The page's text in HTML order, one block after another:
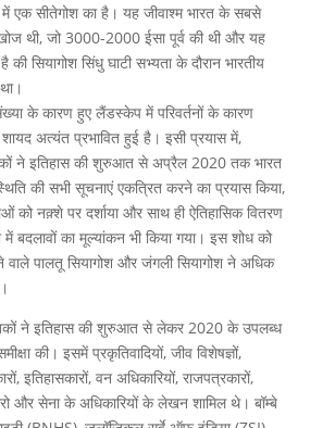
में एक सीतेगोश का है। यह जीवाश्म भारत के सबसे
थी, जो 3000-2000 ईसा पूर्व की थी और यह
की सियागोश सिंधु घाटी सभ्यता के दौरान भारतीय
के कारण हुए लैंडस्केप में परिवर्तनों के कारण
शायद अत्यंत प्रभावित हुई है। इसी प्रयास में,
ने इतिहास की शुरुआत से अप्रैल 2020 तक भारत
की सभी सूचनाएं एकत्रित करने का प्रयास किया,
को नक़्शे पर दर्शाया और साथ ही ऐतिहासिक वितरण
में बदलावों का मूल्यांकन भी किया गया। इस शोध को
वाले पालतू सियागोश और जंगली सियागोश ने अधिक
ने इतिहास की शुरुआत से लेकर 2020 के उपलब्ध
की। इसमें प्रकृतिवादियों, जीव विशेषज्ञों,
इतिहासकारों, वन अधिकारियों, राजपत्रकारों,
और सेना के अधिकारियों के लेखन शामिल थे। बॉम्बे